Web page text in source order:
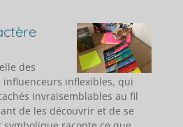
des
influenceurs inflexibles, qui
invraisemblables au fil
de les découvrir et de se